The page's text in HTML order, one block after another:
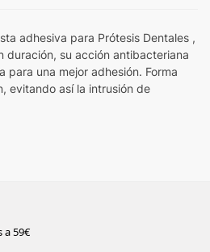
adhesiva para Prótesis Dentales ,
duración, su acción antibacteriana
una mejor adhesión. Forma
evitando así la intrusión de
a 59€